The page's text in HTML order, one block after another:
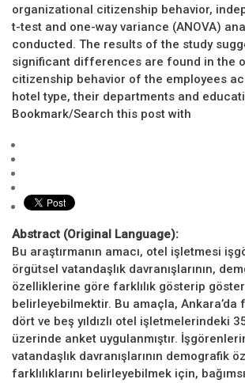
organizational citizenship behavior,
t-test and one-way variance (ANOVA)
conducted. The results of the study
significant differences are found in the
citizenship behavior of the employees
hotel type, their departments and
Bookmark/Search this post with
Abstract (Original Language):
Bu araştırmanın amacı, otel işletmesi
örgütsel vatandaşlık davranışlarının,
özelliklerine göre farklılık gösterip
belirleyebilmektir. Bu amaçla, Ankara’da
dört ve beş yıldızlı otel işletmelerindeki
üzerinde anket uygulanmıştır.
vatandaşlık davranışlarının demografik
farklılıklarını belirleyebilmek için,